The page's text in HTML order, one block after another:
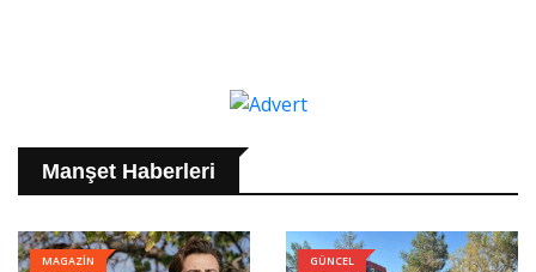
Manşet Haberleri
MAGAZİN GÜNCEL